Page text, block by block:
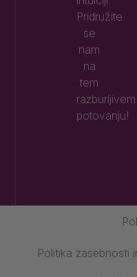
Pridružite
se
nam
na
tem
razburljivem
potovanju!
Politika zasebnosti